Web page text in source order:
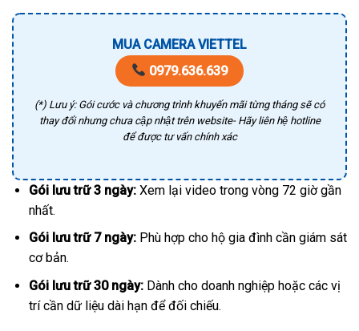
MUA CAMERA VIETTEL
0979.636.639
(*) Lưu ý: Gói cước và chương trình khuyến mãi từng tháng sẽ có
thay đổi nhưng chưa cập nhật trên website- Hãy liên hệ hotline
để được tư vấn chính xác
Gói lưu trữ 3 ngày:Xem lại video trong vòng 72 giờ gần
nhất.
Gói lưu trữ 7 ngày:Phù hợp cho hộ gia đình cần giám sát
cơ bản.
Gói lưu trữ 30 ngày:Dành cho doanh nghiệp hoặc các vị
trí cần dữ liệu dài hạn để đối chiếu.